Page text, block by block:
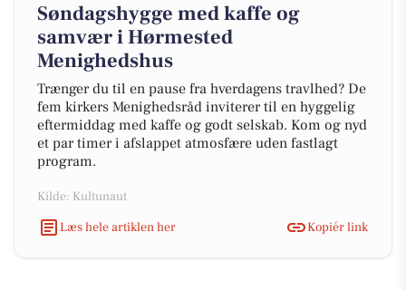
Søndagshygge med kaffe og
samvær i Hørmested
Menighedshus
Trænger du til en pause fra hverdagens travlhed? De
fem kirkers Menighedsråd inviterer til en hyggelig
eftermiddag med kaffe og godt selskab. Kom og nyd
et par timer i afslappet atmosfære uden fastlagt
program.
Kilde: Kultunaut
Læs hele artiklen her
Kopiér link